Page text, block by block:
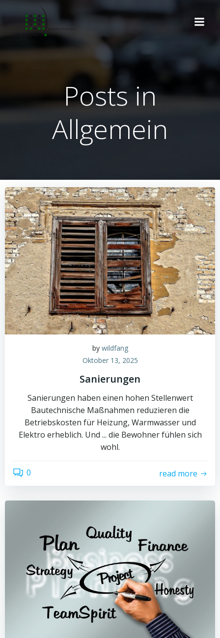
Inhalt
Posts in
Allgemein
by wildfang
Oktober 13, 2025
Sanierungen
Sanierungen haben einen hohen Stellenwert
Bautechnische Maßnahmen reduzieren die
Betriebskosten für Heizung, Warmwasser und
Elektro erheblich. Und ... die Bewohner fühlen sich
wohl.
0 read more